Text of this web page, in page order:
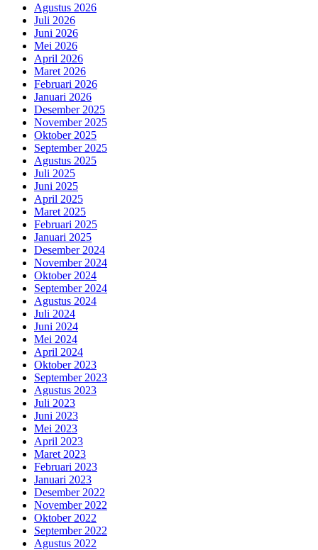
Agustus 2026
Juli 2026
Juni 2026
Mei 2026
April 2026
Maret 2026
Februari 2026
Januari 2026
Desember 2025
November 2025
Oktober 2025
September 2025
Agustus 2025
Juli 2025
Juni 2025
April 2025
Maret 2025
Februari 2025
Januari 2025
Desember 2024
November 2024
Oktober 2024
September 2024
Agustus 2024
Juli 2024
Juni 2024
Mei 2024
April 2024
Oktober 2023
September 2023
Agustus 2023
Juli 2023
Juni 2023
Mei 2023
April 2023
Maret 2023
Februari 2023
Januari 2023
Desember 2022
November 2022
Oktober 2022
September 2022
Agustus 2022